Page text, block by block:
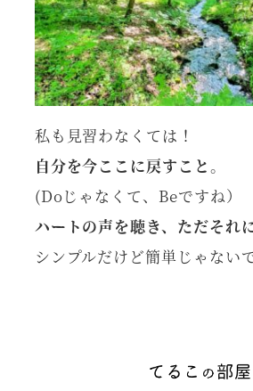
私も見習わなくては！
自分を今ここに戻すこと。
(Doじゃなくて、Beですね）
ハートの声を聴き、ただそれ
シンプルだけど簡単じゃない